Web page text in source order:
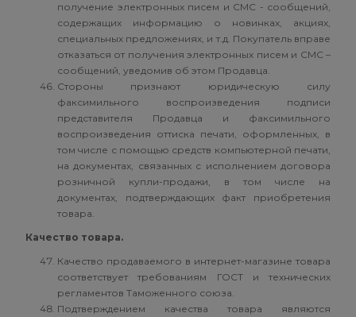
получение электронных писем и СМС - сообщений,
содержащих информацию о новинках, акциях,
специальных предложениях, и т.д. Покупатель вправе
отказаться от получения электронных писем и СМС –
сообщений, уведомив об этом Продавца.
Стороны признают юридическую силу
факсимильного воспроизведения подписи
представителя Продавца и факсимильного
воспроизведения оттиска печати, оформленных, в
том числе с помощью средств компьютерной печати,
на документах, связанных с исполнением договора
розничной купли-продажи, в том числе на
документах, подтверждающих факт приобретения
товара.
Качество товара.
Качество продаваемого в интернет-магазине товара
соответствует требованиям ГОСТ и технических
регламентов Таможенного союза.
Подтверждением качества товара являются